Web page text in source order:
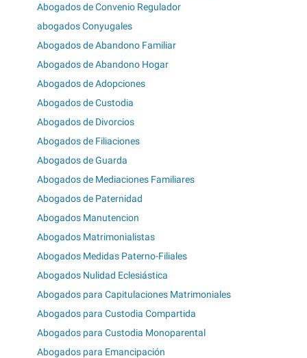
Abogados de Convenio Regulador
abogados Conyugales
Abogados de Abandono Familiar
Abogados de Abandono Hogar
Abogados de Adopciones
Abogados de Custodia
Abogados de Divorcios
Abogados de Filiaciones
Abogados de Guarda
Abogados de Mediaciones Familiares
Abogados de Paternidad
Abogados Manutencion
Abogados Matrimonialistas
Abogados Medidas Paterno-Filiales
Abogados Nulidad Eclesiástica
Abogados para Capitulaciones Matrimoniales
Abogados para Custodia Compartida
Abogados para Custodia Monoparental
Abogados para Emancipación